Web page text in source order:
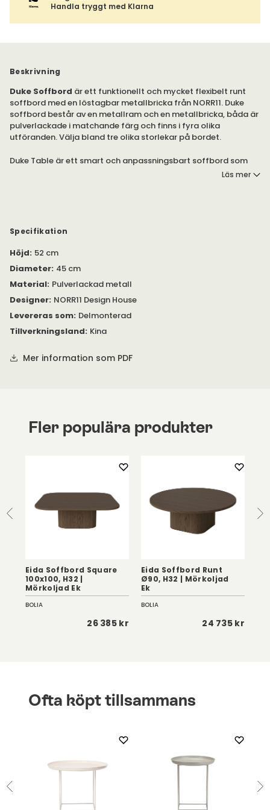
Handla tryggt med Klarna
Beskrivning
Duke Soffbord är ett funktionellt och mycket flexibelt runt
soffbord med en löstagbar metallbricka från NORR11. Duke
soffbord består av en metallram och en metallbricka, båda är
pulverlackade i matchande färg och finns i fyra olika
utföranden. Välja bland tre olika storlekar på bordet.
Duke Table är ett smart och anpassningsbart soffbord som
storlekar eller höjder för en trevlig inredning med bra ytor. Duke
på flera olika platser i hemmet.
Läs mer
Specifikation
Höjd: 52 cm
Diameter: 45 cm
Material: Pulverlackad metall
Designer: NORR11 Design House
Levereras som: Delmonterad
Tillverkningsland: Kina
Mer information som PDF
Fler populära produkter
Eida Soffbord Square
100x100, H32 |
Mörkoljad Ek
BOLIA
26 385 kr
Eida Soffbord Runt
Ø90, H32 | Mörkoljad
Ek
BOLIA
24 735 kr
Ofta köpt tillsammans